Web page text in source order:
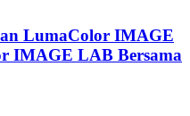
LumaColor IMAGE
IMAGE LAB Bersama